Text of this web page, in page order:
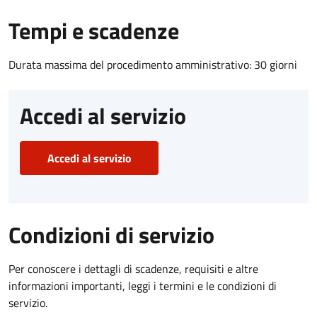
Tempi e scadenze
Durata massima del procedimento amministrativo: 30 giorni
Accedi al servizio
Accedi al servizio
Condizioni di servizio
Per conoscere i dettagli di scadenze, requisiti e altre
informazioni importanti, leggi i termini e le condizioni di
servizio.